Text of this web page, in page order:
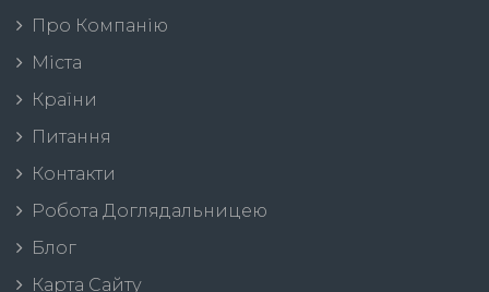
Про Компанію
Міста
Країни
Питання
Контакти
Робота Доглядальницею
Блог
Карта Сайту